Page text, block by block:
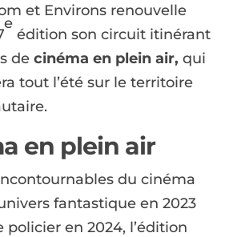
et Environs renouvelle
e
édition son circuit itinérant
de cinéma en plein air, qui
tout l’été sur le territoire
en plein air
du cinéma
fantastique en 2023
policier en 2024, l’édition